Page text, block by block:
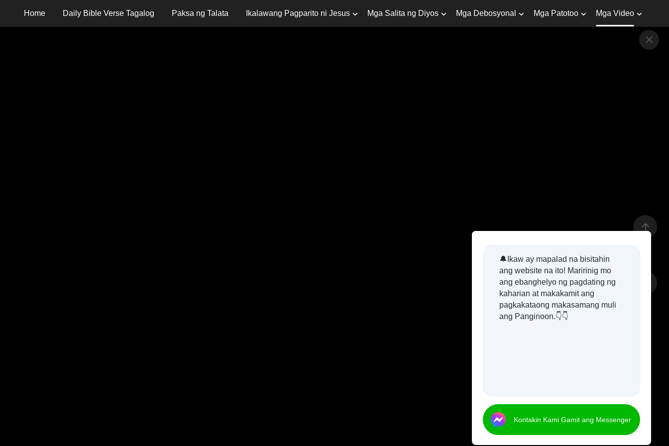
Home Daily Bible Verse Tagalog Paksa ng Talata Ikalawang Pagparito ni Jesus Mga Salita ng Diyos Mga Debosyonal Mga Patotoo Mga Video
🔔Ikaw ay mapalad na bisitahin
ang website na ito! Maririnig mo
ang ebanghelyo ng pagdating ng
kaharian at makakamit ang
pagkakataong makasamang muli
ang Panginoon.👇👇
Kontakin Kami Gamit ang Messenger